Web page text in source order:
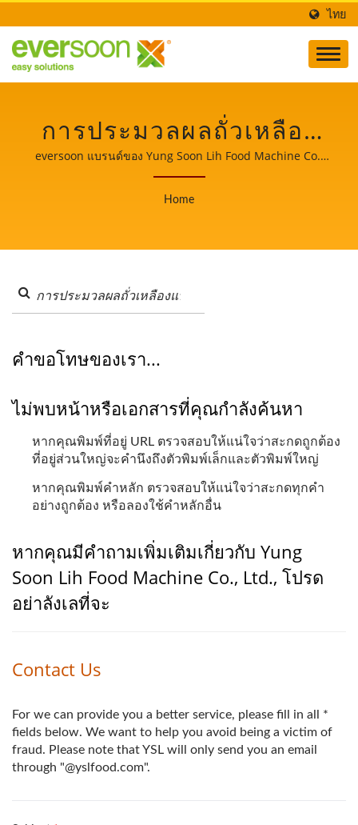
ไทย
การประมวลผลถั่วเหลือง
แห้งค้นหา | สายการผลิต
เต้าหู้ที่ได้รับการรับรอง
เหลือง, ผู้ผลิตเครื่องบด
และทำอาหาร | YUNG
SOON LIH FOOD
MACHINE CO., LTD.
eversoon แบรนด์ของ Yung Soon Lih Food Machine Co.,
Ltd. เป็นผู้นำด้านเครื่องทำถั่วเหลืองและเต้าหู้ ในฐานะผู้รักษา
ความปลอดภัยด้านอาหาร เราแบ่งปันเทคโนโลยีหลักและ
สักขีพยานในการเติบโตและความสำเร็จของธุรกิจของคุณ.
Home
คำขอโทษของเรา...
ไม่พบหน้าหรือเอกสารที่คุณกำลังค้นหา
หากคุณพิมพ์ที่อยู่ URL ตรวจสอบให้แน่ใจว่าสะกดถูกต้อง
ที่อยู่ส่วนใหญ่จะคำนึงถึงตัวพิมพ์เล็กและตัวพิมพ์ใหญ่
หากคุณพิมพ์คำหลัก ตรวจสอบให้แน่ใจว่าสะกดทุกคำ
อย่างถูกต้อง หรือลองใช้คำหลักอื่น
หากคุณมีคำถามเพิ่มเติมเกี่ยวกับ Yung
Soon Lih Food Machine Co., Ltd., โปรด
อย่าลังเลที่จะ